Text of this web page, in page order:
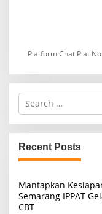
Platform Chat Plat
S
r
c
h
f
r
:
Recent Posts
Mantapkan
Semarang IPPAT
CBT